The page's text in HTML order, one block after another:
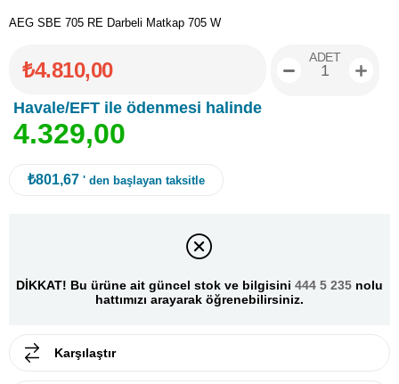
AEG SBE 705 RE Darbeli Matkap 705 W
₺4.810,00
Havale/EFT ile ödenmesi halinde
4.329,00
ADET
₺801,67 ' den başlayan taksitle
DİKKAT! Bu ürüne ait güncel stok ve bilgisini 444 5 235 nolu
hattımızı arayarak öğrenebilirsiniz.
Karşılaştır